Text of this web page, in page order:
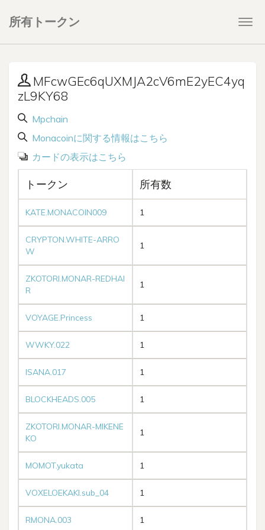
所有トークン
MFcwGEc6qUXMJA2cV6mE2yEC4yq
zL9KY68
Mpchain
Monacoinに関する情報はこちら
カードの表示はこちら
トークン 所有数
KATE.MONACOIN009 1
CRYPTON.WHITE-ARRO
W
1
ZKOTORI.MONAR-REDHAI
R
1
VOYAGE.Princess 1
WWKY.022 1
ISANA.017 1
BLOCKHEADS.005 1
ZKOTORI.MONAR-MIKENE
KO
1
MOMOT.yukata 1
VOXELOEKAKI.sub_04 1
RMONA.003 1